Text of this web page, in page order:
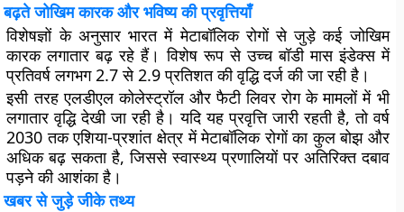
बढ़ते जोखिम कारक और भविष्य की प्रवृत्तियाँ
विशेषज्ञों के अनुसार भारत में मेटाबॉलिक रोगों से जुड़े कई जोखिम
कारक लगातार बढ़ रहे हैं। विशेष रूप से उच्च बॉडी मास इंडेक्स में
प्रतिवर्ष लगभग 2.7 से 2.9 प्रतिशत की वृद्धि दर्ज की जा रही है।
इसी तरह एलडीएल कोलेस्ट्रॉल और फैटी लिवर रोग के मामलों में भी
लगातार वृद्धि देखी जा रही है। यदि यह प्रवृत्ति जारी रहती है, तो वर्ष
2030 तक एशिया-प्रशांत क्षेत्र में मेटाबॉलिक रोगों का कुल बोझ और
अधिक बढ़ सकता है, जिससे स्वास्थ्य प्रणालियों पर अतिरिक्त दबाव
पड़ने की आशंका है।
खबर से जुड़े जीके तथ्य